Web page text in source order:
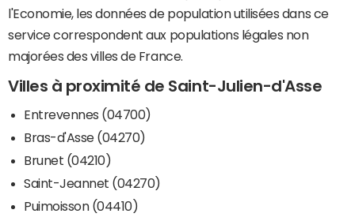
l'Economie, les données de population utilisées dans ce
service correspondent aux populations légales non
majorées des villes de France.
Villes à proximité de Saint-Julien-d'Asse
Entrevennes (04700)
Bras-d'Asse (04270)
Brunet (04210)
Saint-Jeannet (04270)
Puimoisson (04410)